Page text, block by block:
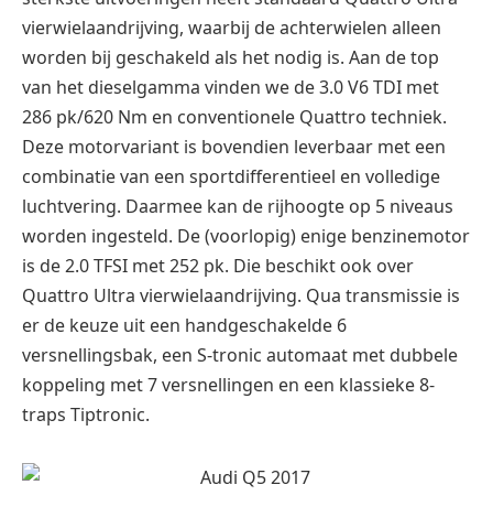
vierwielaandrijving, waarbij de achterwielen alleen
worden bij geschakeld als het nodig is. Aan de top
van het dieselgamma vinden we de 3.0 V6 TDI met
286 pk/620 Nm en conventionele Quattro techniek.
Deze motorvariant is bovendien leverbaar met een
combinatie van een sportdifferentieel en volledige
luchtvering. Daarmee kan de rijhoogte op 5 niveaus
worden ingesteld. De (voorlopig) enige benzinemotor
is de 2.0 TFSI met 252 pk. Die beschikt ook over
Quattro Ultra vierwielaandrijving. Qua transmissie is
er de keuze uit een handgeschakelde 6
versnellingsbak, een S-tronic automaat met dubbele
koppeling met 7 versnellingen en een klassieke 8-
traps Tiptronic.